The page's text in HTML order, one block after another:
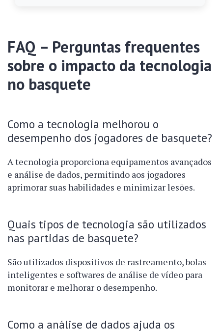
FAQ – Perguntas frequentes
sobre o impacto da tecnologia
no basquete
Como a tecnologia melhorou o
desempenho dos jogadores de basquete?
A tecnologia proporciona equipamentos avançados
e análise de dados, permitindo aos jogadores
aprimorar suas habilidades e minimizar lesões.
Quais tipos de tecnologia são utilizados
nas partidas de basquete?
São utilizados dispositivos de rastreamento, bolas
inteligentes e softwares de análise de vídeo para
monitorar e melhorar o desempenho.
Como a análise de dados ajuda os